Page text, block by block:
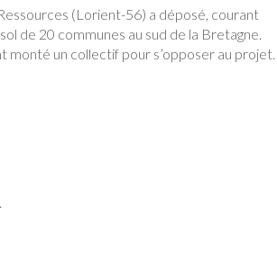
(Lorient-56) a déposé, courant
de 20 communes au sud de la Bretagne.
monté un collectif pour s’opposer au projet.
.